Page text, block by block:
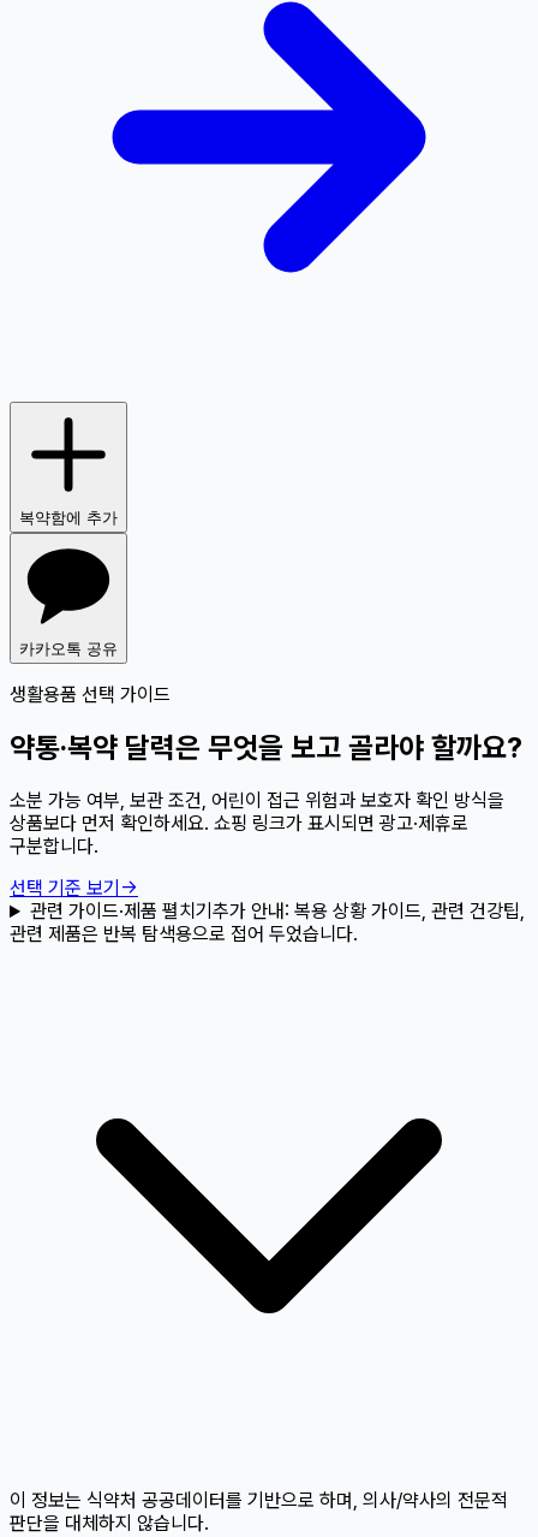
복약함에 추가
카카오톡 공유
생활용품 선택 가이드
약통·복약 달력은 무엇을 보고 골라야 할까요?
소분 가능 여부, 보관 조건, 어린이 접근 위험과 보호자 확인 방식을
상품보다 먼저 확인하세요. 쇼핑 링크가 표시되면 광고·제휴로
구분합니다.
선택 기준 보기 →
관련 가이드·제품 펼치기추가 안내: 복용 상황 가이드, 관련 건강팁,
관련 제품은 반복 탐색용으로 접어 두었습니다.
이 정보는 식약처 공공데이터를 기반으로 하며, 의사/약사의 전문적
판단을 대체하지 않습니다.